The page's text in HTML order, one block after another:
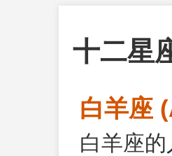
十二星
白羊座
白羊座